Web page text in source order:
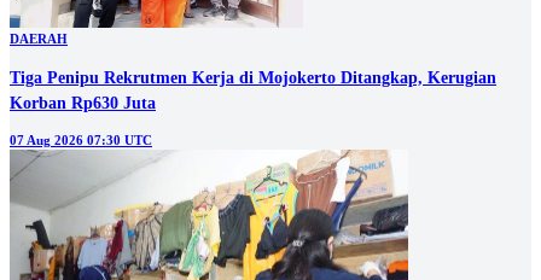
DAERAH
Tiga Penipu Rekrutmen Kerja di Mojokerto Ditangkap, Kerugian
Korban Rp630 Juta
07 Aug 2026 07:30 UTC